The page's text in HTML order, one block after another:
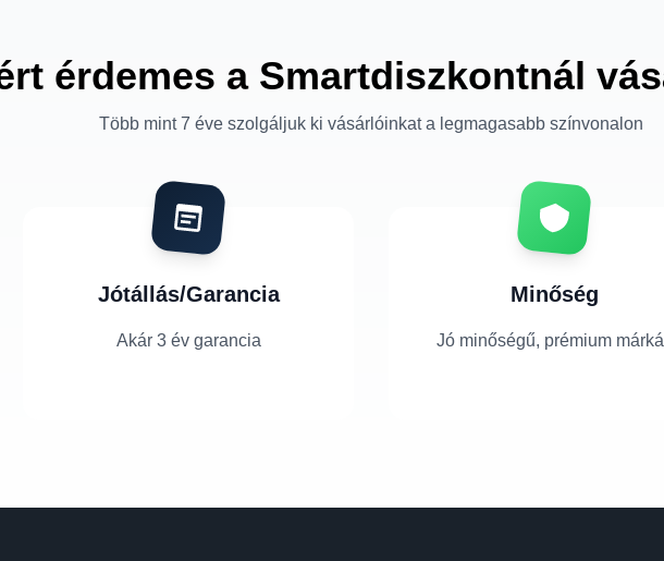
érdemes a Smartdiszkontnál
Több mint 7 éve szolgáljuk ki vásárlóinkat a legmagasabb színvonalon
Jótállás/Garancia
Akár 3 év garancia
Minőség
Jó minőségű, prémium